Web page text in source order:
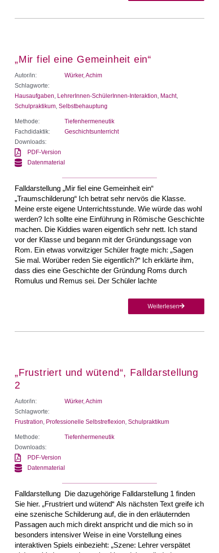
„Mir fiel eine Gemeinheit ein“
Autor/in:
Würker, Achim
Schlagworte:
Hausaufgaben LehrerInnen-SchülerInnen-Interaktion Macht,
Schulpraktikum Selbstbehauptung
Methode:
Tiefenhermeneutik
Fachdidaktik:
Geschichtsunterricht
Downloads:
PDF-Version
Datenmaterial
Falldarstellung „Mir fiel eine Gemeinheit ein“
„Traumschilderung“ Ich betrat sehr nervös die Klasse.
Meine erste eigene Unterrichtsstunde. Wie würde das wohl
werden? Ich sollte eine Einführung in Römische Geschichte
machen. Die Kiddies waren eigentlich sehr nett. Ich stand
vor der Klasse und begann mit der Gründungssage von
Rom. Ein etwas vorwitziger Schüler fragte mich: „Sagen
Sie mal. Worüber reden Sie eigentlich?“ Ich erklärte ihm,
dass dies eine Geschichte der Gründung Roms durch
Romulus und Remus sei. Der Schüler lachte
Weiterlesen
„Frustriert und wütend“, Falldarstellung
2
Autor/in:
Würker, Achim
Schlagworte:
Frustration Professionelle Selbstreflexion Schulpraktikum
Methode:
Tiefenhermeneutik
Downloads:
PDF-Version
Datenmaterial
Falldarstellung Die dazugehörige Falldarstellung 1 finden
Sie hier. „Frustriert und wütend“ Als nächsten Text greife ich
eine szenische Schilderung auf, die in den erläuternden
Passagen auch mich direkt anspricht und die mich so in
besonders intensiver Weise in eine Vorstellung eines
interaktiven Spiels einbezieht: „Szene: Lehrer verspätet